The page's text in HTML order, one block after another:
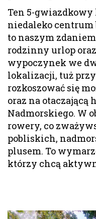
Ten 5-gwiazdkowy
niedaleko centrum
to naszym
rodzinny urlop
wypoczynek we
lokalizacji, tuż
rozkoszować się
oraz na otaczającą
Nadmorskiego. W
rowery, co
pobliskich,
plusem. To
którzy chcą